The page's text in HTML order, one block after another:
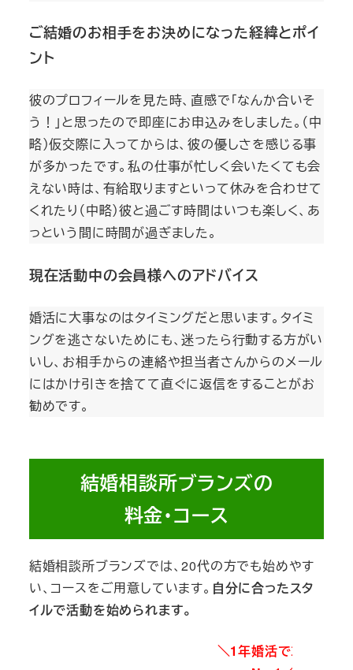
ご結婚のお相手をお決めになった経緯とポイ
ント
彼のプロフィールを見た時、直感で「なんか合いそ
う！」と思ったので即座にお申込みをしました。（中
略）仮交際に入ってからは、彼の優しさを感じる事
が多かったです。私の仕事が忙しく会いたくても会
えない時は、有給取りますといって休みを合わせて
くれたり（中略）彼と過ごす時間はいつも楽しく、あ
っという間に時間が過ぎました。
現在活動中の会員様へのアドバイス
婚活に大事なのはタイミングだと思います。タイミ
ングを逃さないためにも、迷ったら行動する方がい
いし、お相手からの連絡や担当者さんからのメール
にはかけ引きを捨てて直ぐに返信をすることがお
勧めです。
結婚相談所ブランズの
料金・コース
結婚相談所ブランズでは、20代の方でも始めやす
い、コースをご用意しています。 自分に合ったスタ
イルで活動を始められます。
＼1年婚活でコスパ